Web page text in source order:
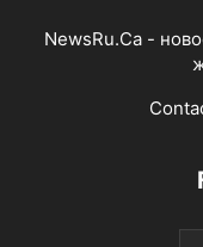
NewsRu.Ca -